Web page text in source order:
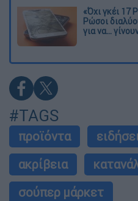
«Όχι γκέι 17
Ρώσοι
για να...
#TAGS
προϊόντα
ακρίβεια
σούπερ μάρκετ